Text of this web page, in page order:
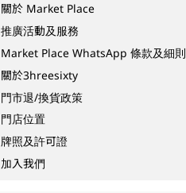
關於 Market Place
推廣活動及服務
Market Place WhatsApp 條款及細則
關於3hreesixty
門市退/換貨政策
門店位置
牌照及許可證
加入我們